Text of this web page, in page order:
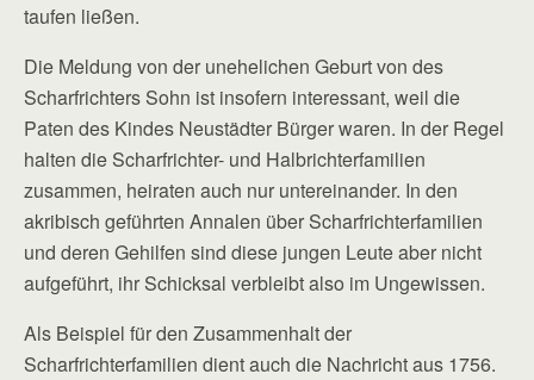
taufen ließen.
Die Meldung von der unehelichen Geburt von des
Scharfrichters Sohn ist insofern interessant, weil die
Paten des Kindes Neustädter Bürger waren. In der Regel
halten die Scharfrichter- und Halbrichterfamilien
zusammen, heiraten auch nur untereinander. In den
akribisch geführten Annalen über Scharfrichterfamilien
und deren Gehilfen sind diese jungen Leute aber nicht
aufgeführt, ihr Schicksal verbleibt also im Ungewissen.
Als Beispiel für den Zusammenhalt der
Scharfrichterfamilien dient auch die Nachricht aus 1756.